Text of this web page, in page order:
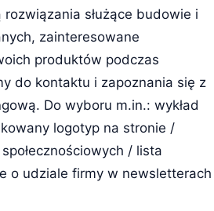
służące budowie i
zainteresowane
produktów podczas
do kontaktu i zapoznania się z
Do wyboru m.in.: wykład
logotyp na stronie /
/ lista
o udziale firmy w newsletterach